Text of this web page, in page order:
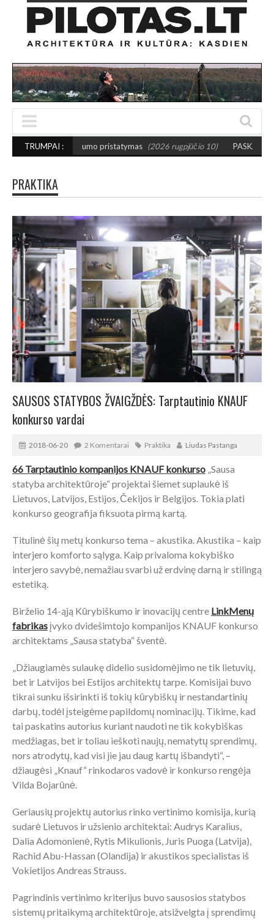
TRUMPAI :
pristatymas (2026 rugpjūčio 10) PASKATA KURTI DRĄSIAU:
PRAKTIKA
SAUSOS STATYBOS ŽVAIGŽDĖS: Tarptautinio KNAUF
konkurso vardai
2018-06-20 2 Komentarai Praktika Liudas Pastanga
66 Tarptautinio kompanijos KNAUF konkurso „Sausa
statyba architektūroje“ projektai šiemet suplaukė iš
Lietuvos, Latvijos, Estijos, Čekijos ir Belgijos. Tokia plati
konkurso geografija fiksuota pirmą kartą.
Titulinė šių metų konkurso tema – akustika. Akustika – kaip
interjero komforto sąlyga. Kaip privaloma kokybiško
interjero savybė, nemažiau svarbi už erdvinę darną ir stilingą
estetiką.
Birželio 14-ąją Kūrybiškumo ir inovacijų centre LinkMenų
fabrikas įvyko dvidešimtojo kompanijos KNAUF konkurso
architektams „Sausa statyba“ šventė.
„Džiaugiamės sulaukę didelio susidomėjimo ne tik lietuvių,
bet ir Latvijos bei Estijos architektų tarpe. Komisijai buvo
tikrai sunku išsirinkti iš tokių kūrybiškų ir nestandartinių
darbų, todėl įsteigėme papildomų nominacijų. Tikime, kad
tai paskatins autorius kuriant naudoti ne tik kokybiškas
medžiagas, bet ir toliau ieškoti naujų, nematytų sprendimų,
nors atrodytų, kad visi jie jau daug kartų išbandyti“, –
džiaugėsi „Knauf“ rinkodaros vadovė ir konkurso rengėja
Vilda Bojarūnė.
Geriausių projektų autorius rinko vertinimo komisija, kurią
sudarė Lietuvos ir užsienio architektai: Audrys Karalius,
Dalia Adomonienė, Rytis Mikulionis, Juris Puoga (Latvija),
Rachid Abu-Hassan (Olandija) ir akustikos specialistas iš
Vokietijos Andreas Strauss.
Pagrindinis vertinimo kriterijus buvo sausosios statybos
sistemų pritaikymą architektūroje, atsižvelgta į sprendimų